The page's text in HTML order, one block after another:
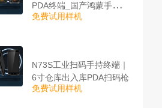
PDA终端_国产鸿蒙手持终
端
免费试用样机
N73S工业扫码手持终端｜
6寸仓库出入库PDA扫码枪
免费试用样机